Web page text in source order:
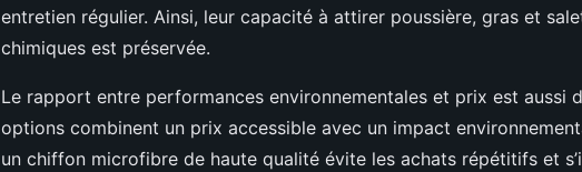
entretien régulier. Ainsi, leur capacité à attirer poussière, gras et
chimiques est préservée.
Le rapport entre performances environnementales et prix est aussi
options combinent un prix accessible avec un impact
un chiffon microfibre de haute qualité évite les achats répétitifs et